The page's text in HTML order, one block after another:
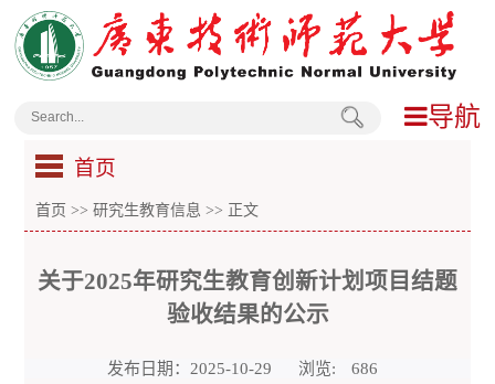
导航
首页
首页 >>研究生教育信息 >> 正文
关于2025年研究生教育创新计划项目结题
验收结果的公示
发布日期：2025-10-29 浏览: 686